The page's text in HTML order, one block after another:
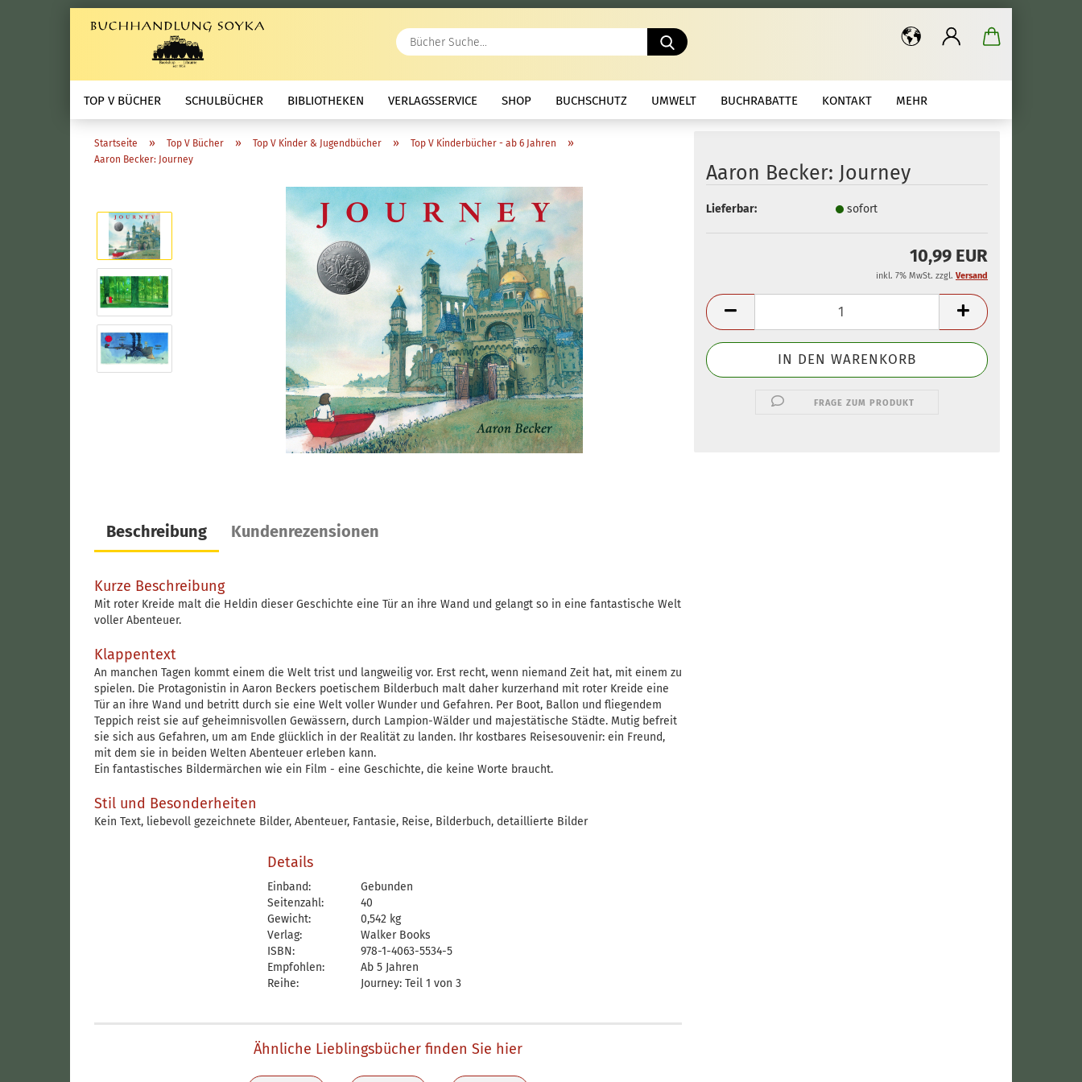
Bücher
Suche...
TOP V BÜCHER SCHULBÜCHER BIBLIOTHEKEN VERLAGSSERVICE SHOP BUCHSCHUTZ UMWELT BUCHRABATTE KONTAKT MEHR
Startseite » Top V Bücher » Top V Kinder & Jugendbücher » Top V Kinderbücher - ab 6 Jahren »
Aaron Becker: Journey
Aaron Becker: Journey
Lieferbar: sofort
10,99 EUR
inkl. 7% MwSt. zzgl. Versand
FRAGE ZUM PRODUKT
Beschreibung Kundenrezensionen
Kurze Beschreibung
Mit roter Kreide malt die Heldin dieser Geschichte eine Tür an ihre Wand und gelangt so in eine fantastische Welt
voller Abenteuer.
Klappentext
An manchen Tagen kommt einem die Welt trist und langweilig vor. Erst recht, wenn niemand Zeit hat, mit einem zu
spielen. Die Protagonistin in Aaron Beckers poetischem Bilderbuch malt daher kurzerhand mit roter Kreide eine
Tür an ihre Wand und betritt durch sie eine Welt voller Wunder und Gefahren. Per Boot, Ballon und fliegendem
Teppich reist sie auf geheimnisvollen Gewässern, durch Lampion-Wälder und majestätische Städte. Mutig befreit
sie sich aus Gefahren, um am Ende glücklich in der Realität zu landen. Ihr kostbares Reisesouvenir: ein Freund,
mit dem sie in beiden Welten Abenteuer erleben kann.
Ein fantastisches Bildermärchen wie ein Film - eine Geschichte, die keine Worte braucht.
Stil und Besonderheiten
Kein Text, liebevoll gezeichnete Bilder, Abenteuer, Fantasie, Reise, Bilderbuch, detaillierte Bilder
Details
Einband:
Seitenzahl:
Gewicht:
Verlag:
ISBN:
Empfohlen:
Reihe:
Gebunden
40
0,542 kg
Walker Books
978-1-4063-5534-5
Ab 5 Jahren
Journey: Teil 1 von 3
Ähnliche Lieblingsbücher finden Sie hier